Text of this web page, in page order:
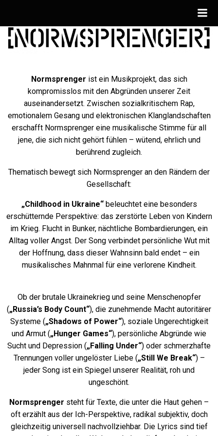
springen
Normsprenger ist ein Musikprojekt, das sich
kompromisslos mit den Abgründen unserer Zeit
auseinandersetzt. Zwischen sozialkritischem Rap,
emotionalem Gesang und elektronischen Klanglandschaften
erschafft Normsprenger eine musikalische Stimme für all
jene, die sich nicht gehört fühlen – wütend, ehrlich und
berührend zugleich.
Thematisch bewegt sich Normsprenger an den Rändern der
Gesellschaft:
„Childhood in Ukraine“beleuchtet eine besonders
erschütternde Perspektive: das zerstörte Leben von Kindern
im Krieg. Flucht in Bunker, nächtliche Bombardierungen, ein
Alltag voller Angst. Der Song verbindet persönliche Wut mit
der Hoffnung, dass dieser Wahnsinn bald endet – ein
musikalisches Mahnmal für eine verlorene Kindheit.
Ob der brutale Ukrainekrieg und seine Menschenopfer
(„Russia’s Body Count“), die zunehmende Macht autoritärer
Systeme („Shadows of Power“), soziale Ungerechtigkeit
und Armut („Hunger Games“), persönliche Abgründe wie
Sucht und Depression („Falling Under“) oder schmerzhafte
Trennungen voller ungelöster Liebe („Still We Break“) –
jeder Song ist ein Spiegel unserer Realität, roh und
ungeschönt.
Normsprenger steht für Texte, die unter die Haut gehen –
oft erzählt aus der Ich-Perspektive, radikal subjektiv, doch
gleichzeitig universell nachvollziehbar. Die Lyrics sind tief